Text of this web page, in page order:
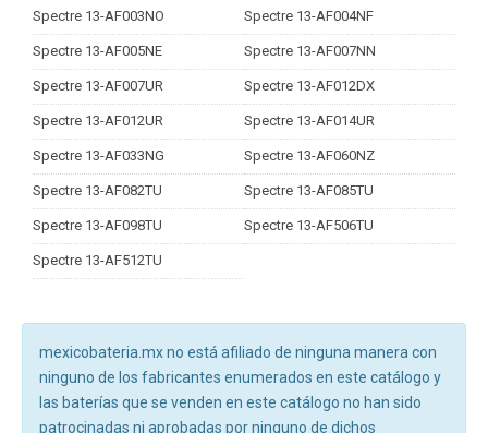
Spectre 13-AF003NO Spectre 13-AF004NF
Spectre 13-AF005NE Spectre 13-AF007NN
Spectre 13-AF007UR Spectre 13-AF012DX
Spectre 13-AF012UR Spectre 13-AF014UR
Spectre 13-AF033NG Spectre 13-AF060NZ
Spectre 13-AF082TU Spectre 13-AF085TU
Spectre 13-AF098TU Spectre 13-AF506TU
Spectre 13-AF512TU
mexicobateria.mx no está afiliado de ninguna manera con
ninguno de los fabricantes enumerados en este catálogo y
las baterías que se venden en este catálogo no han sido
patrocinadas ni aprobadas por ninguno de dichos